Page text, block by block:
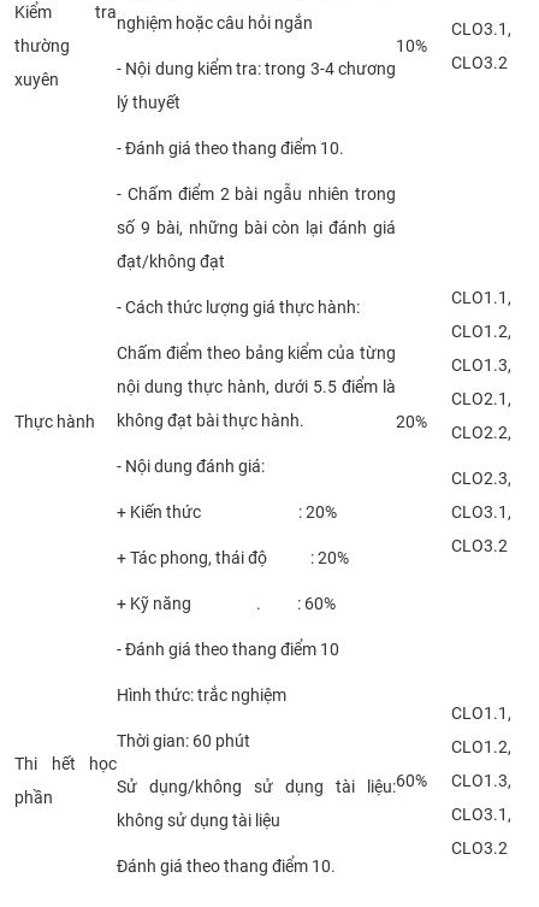
Kiểm tra
thường
xuyên
nghiệm hoặc câu hỏi ngắn
- Nội dung kiểm tra: trong 3-4 chương
lý thuyết
- Đánh giá theo thang điểm 10.
10%
CLO3.1,
CLO3.2
Thực hành
- Chấm điểm 2 bài ngẫu nhiên trong
số 9 bài, những bài còn lại đánh giá
đạt/không đạt
- Cách thức lượng giá thực hành:
Chấm điểm theo bảng kiểm của từng
nội dung thực hành, dưới 5.5 điểm là
không đạt bài thực hành.
- Nội dung đánh giá:
+ Kiến thức : 20%
+ Tác phong, thái độ : 20%
+ Kỹ năng . : 60%
- Đánh giá theo thang điểm 10
20%
CLO1.1,
CLO1.2,
CLO1.3,
CLO2.1,
CLO2.2,
CLO2.3,
CLO3.1,
CLO3.2
Thi hết học
phần
Hình thức: trắc nghiệm
Thời gian: 60 phút
Sử dụng/không sử dụng tài liệu:
không sử dụng tài liệu
Đánh giá theo thang điểm 10.
60%
CLO1.1,
CLO1.2,
CLO1.3,
CLO3.1,
CLO3.2